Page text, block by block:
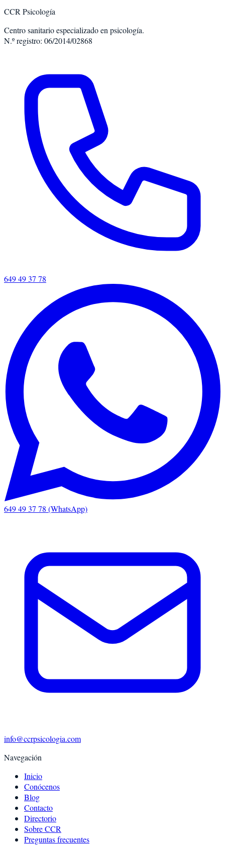
CCR Psicología
Centro sanitario especializado en psicología.
N.º registro: 06/2014/02868
649 49 37 78
649 49 37 78 (WhatsApp)
info@ccrpsicologia.com
Navegación
Inicio
Conócenos
Blog
Contacto
Directorio
Sobre CCR
Preguntas frecuentes